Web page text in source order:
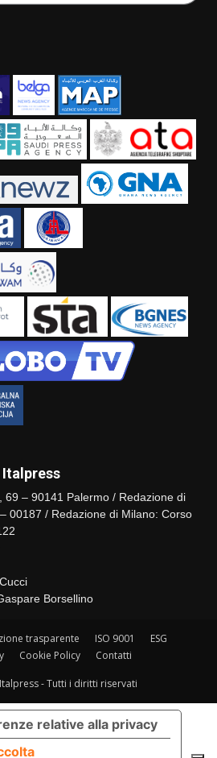
69 – 90141 Palermo / Redazione di
00187 / Redazione di Milano: Corso
Borsellino
trasparente ISO 9001
ESG
Cookie Policy Contatti
- Tutti i diritti riservati
relative alla privacy